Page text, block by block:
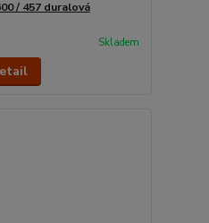
/ 457 duralová
Skladem